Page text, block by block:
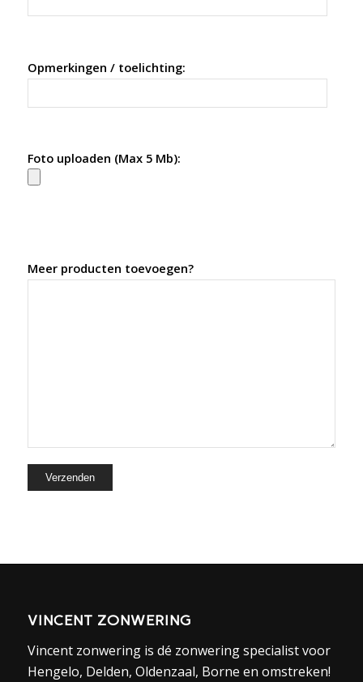
Opmerkingen / toelichting:
Foto uploaden (Max 5 Mb):
Meer producten toevoegen?
VINCENT ZONWERING
Vincent zonwering is dé zonwering specialist voor
Hengelo, Delden, Oldenzaal, Borne en omstreken!